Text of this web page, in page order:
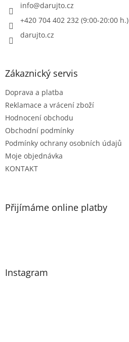
info@darujto.cz
+420 704 402 232 (9:00-20:00 h.)
darujto.cz
Zákaznický servis
Doprava a platba
Reklamace a vrácení zboží
Hodnocení obchodu
Obchodní podmínky
Podmínky ochrany osobních údajů
Moje objednávka
KONTAKT
Přijímáme online platby
Instagram